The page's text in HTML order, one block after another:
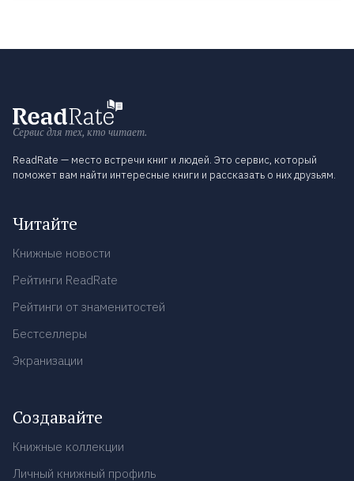
Сервис для тех, кто читает.
ReadRate — место встречи книг и людей. Это сервис, который
поможет вам найти интересные книги и рассказать о них друзьям.
Читайте
Книжные новости
Рейтинги ReadRate
Рейтинги от знаменитостей
Бестселлеры
Экранизации
Создавайте
Книжные коллекции
Личный книжный профиль